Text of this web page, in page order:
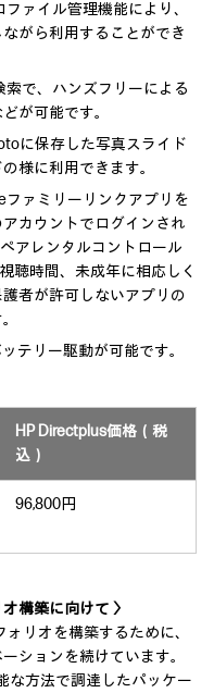
ァイル管理機能により、
がら利用することができ
で、ハンズフリーによる
が可能です。
に保存した写真スライド
様に利用できます。
ァミリーリンクアプリを
カウントでログインされ
アレンタルコントロール
聴時間、未成年に相応しく
者が許可しないアプリの
テリー駆動が可能です。
HP Directplus価格（税
込）
96,800円
構築に向けて 〉
リオを構築するために、
ションを続けています。
な方法で調達したパッケー